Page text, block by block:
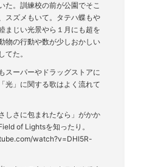
た。訓練校の前が公園でそこ
スズメもいて。タテハ蝶もや
まじい光景やら１月にも超を
物の行動や数が少しおかしい
てた。
スーパーやドラッグストアに
光」に関する歌はよく流れて
しさに包まれたなら」がかか
of Lightsを知ったり。
watch?v=DHI5R-